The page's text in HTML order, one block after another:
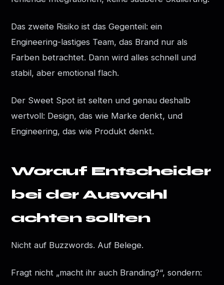
Das zweite Risiko ist das Gegenteil: ein
Engineering-lastiges Team, das Brand nur als
Farben betrachtet. Dann wird alles schnell und
stabil, aber emotional flach.
Der Sweet Spot ist selten und genau deshalb
wertvoll: Design, das wie Marke denkt, und
Engineering, das wie Produkt denkt.
Worauf Entscheider
bei der Auswahl
achten sollten
Nicht auf Buzzwords. Auf Belege.
Fragt nicht „macht ihr auch Branding?“, sondern: